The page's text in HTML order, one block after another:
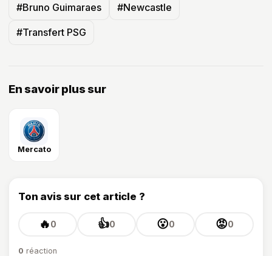
#Bruno Guimaraes #Newcastle
#Transfert PSG
En savoir plus sur
Mercato
Ton avis sur cet article ?
🔥0 👍0 😮0 😡0
0 réaction